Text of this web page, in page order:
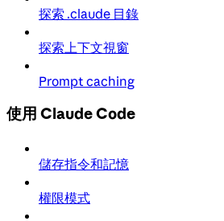
探索 .claude 目錄
探索上下文視窗
Prompt caching
使用 Claude Code
儲存指令和記憶
權限模式